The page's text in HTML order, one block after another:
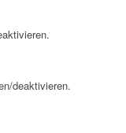
deaktivieren.